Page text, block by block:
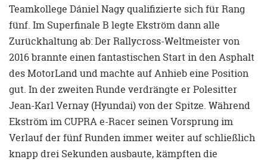
Teamkollege Dániel Nagy qualifizierte sich für Rang
fünf. Im Superfinale B legte Ekström dann alle
Zurückhaltung ab: Der Rallycross-Weltmeister von
2016 brannte einen fantastischen Start in den Asphalt
des MotorLand und machte auf Anhieb eine Position
gut. In der zweiten Runde verdrängte er Polesitter
Jean-Karl Vernay (Hyundai) von der Spitze. Während
Ekström im CUPRA e-Racer seinen Vorsprung im
Verlauf der fünf Runden immer weiter auf schließlich
knapp drei Sekunden ausbaute, kämpften die